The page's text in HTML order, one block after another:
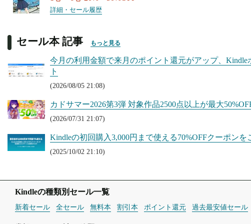
詳細・セール履歴
セール本 記事 もっと見る
今月の利用金額で来月のポイント還元がアップ、Kindle
ト
(2026/08/05 21:08)
カドサマー2026第3弾 対象作品2500点以上が最大
(2026/07/31 21:07)
Kindleの初回購入3,000円まで使える70%OFFクーポンを
(2025/10/02 21:10)
Kindleの種類別セール一覧
新着セール 全セール 無料本 割引本 ポイント還元 過去最安値セール